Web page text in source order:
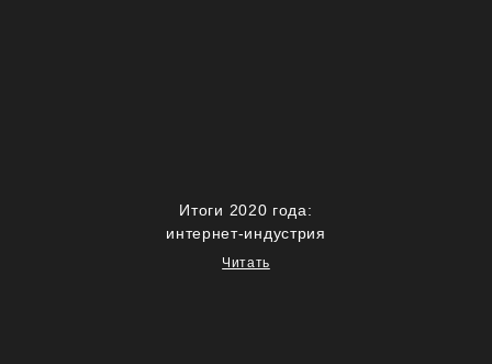
Итоги 2020 года:
интернет-индустрия
Читать